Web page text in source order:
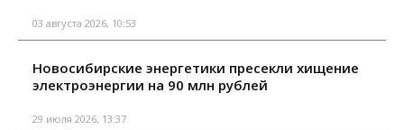
03 августа 2026, 10:53
Новосибирские энергетики пресекли хищение
электроэнергии на 90 млн рублей
29 июля 2026, 13:37